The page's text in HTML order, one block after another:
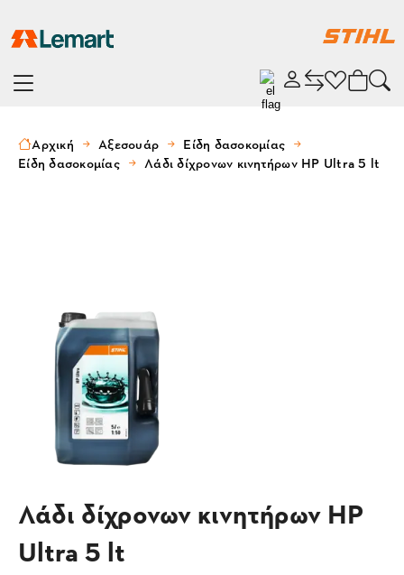
Αρχική Αξεσουάρ
Είδη δασοκομίας
Είδη δασοκομίας
Λάδι δίχρονων κινητήρων HP Ultra 5 lt
Λάδι δίχρονων κινητήρων HP
Ultra 5 lt